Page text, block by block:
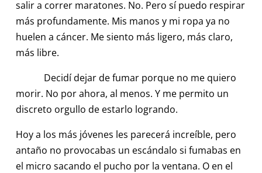
salir a correr maratones. No. Pero sí puedo respirar
más profundamente. Mis manos y mi ropa ya no
huelen a cáncer. Me siento más ligero, más claro,
más libre.
Decidí dejar de fumar porque no me quiero
morir. No por ahora, al menos. Y me permito un
discreto orgullo de estarlo logrando.
Hoy a los más jóvenes les parecerá increíble, pero
antaño no provocabas un escándalo si fumabas en
el micro sacando el pucho por la ventana. O en el